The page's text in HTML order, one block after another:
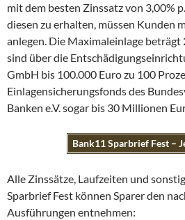
mit dem besten Zinssatz von 3,00%
diesen zu erhalten, müssen Kunden
anlegen. Die Maximaleinlage beträgt
sind über die
GmbH bis 100.000 Euro zu 100
Einlagensicherungsfonds des
Banken e.V. sogar bis 30 Millionen
Bank11 Sparbrief Fest –
Alle Zinssätze, Laufzeiten und
Sparbrief Fest können Sparer den
Ausführungen entnehmen: